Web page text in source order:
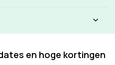
en hoge kortingen